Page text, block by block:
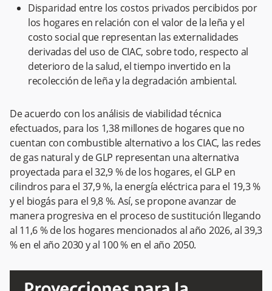
Disparidad entre los costos privados percibidos por
los hogares en relación con el valor de la leña y el
costo social que representan las externalidades
derivadas del uso de CIAC, sobre todo, respecto al
deterioro de la salud, el tiempo invertido en la
recolección de leña y la degradación ambiental.
De acuerdo con los análisis de viabilidad técnica
efectuados, para los 1,38 millones de hogares que no
cuentan con combustible alternativo a los CIAC, las redes
de gas natural y de GLP representan una alternativa
proyectada para el 32,9 % de los hogares, el GLP en
cilindros para el 37,9 %, la energía eléctrica para el 19,3 %
y el biogás para el 9,8 %. Así, se propone avanzar de
manera progresiva en el proceso de sustitución llegando
al 11,6 % de los hogares mencionados al año 2026, al 39,3
% en el año 2030 y al 100 % en el año 2050.